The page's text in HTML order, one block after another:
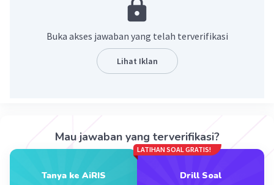
Buka akses jawaban yang telah terverifikasi
Lihat Iklan
Mau jawaban yang terverifikasi?
Tanya ke AiRIS
LATIHAN SOAL GRATIS!
Drill Soal